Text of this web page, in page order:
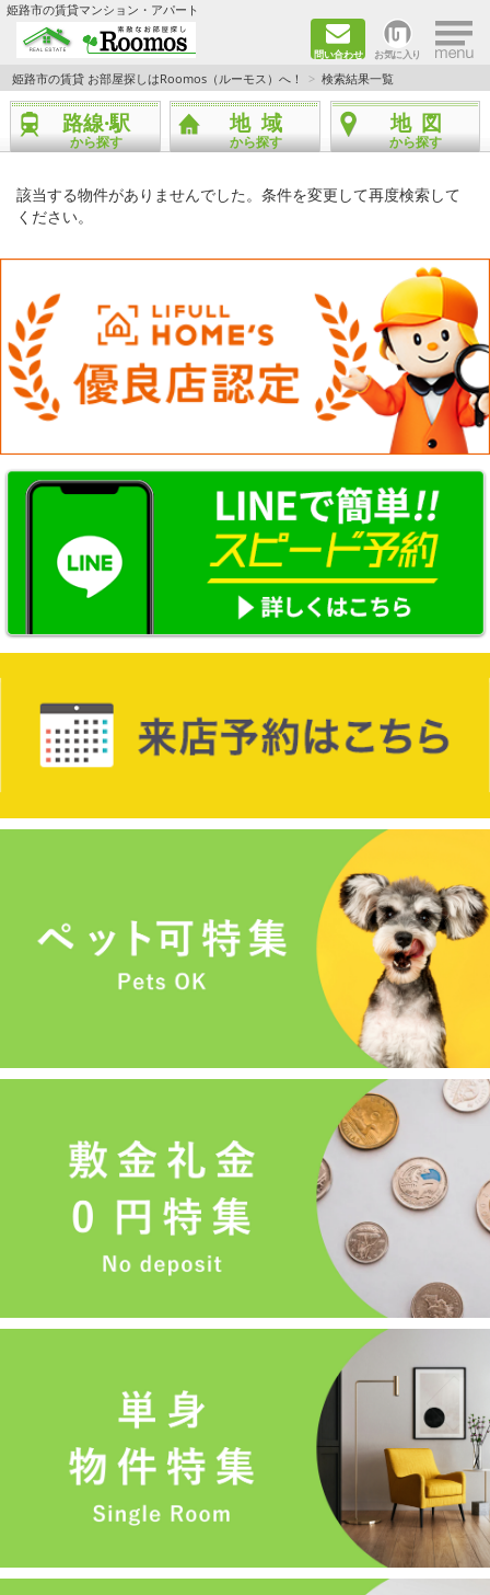
姫路市の賃貸マンション・アパート
問い合わせ お気に入り ×
TOPページ
ファミリー向けの部屋を探す
敷金礼金0円の部屋を探す
都市ガス&オール電化の部屋を探す
☆新築物件☆
☆インターネット無料物件☆
☆敷金·礼金0円物件☆
路線·駅から探す
地域から探す
地図から探す
店舗情報·アクセス
姫路市の賃貸 お部屋探しはRoomos（ルーモス）へ！ 検索結果一覧
路線·駅
から探す
地域
から探す
地図
から探す
該当する物件がありませんでした。条件を変更して再度検索して
ください。